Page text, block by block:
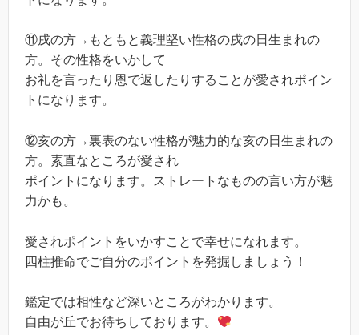
⑪戌の方→もともと義理堅い性格の戌の日生まれの
方。その性格をいかして
お礼を言ったり恩で返したりすることが愛されポイン
トになります。
⑫亥の方→裏表のない性格が魅力的な亥の日生まれの
方。素直なところが愛され
ポイントになります。ストレートなものの言い方が魅
力かも。
愛されポイントをいかすことで幸せになれます。
四柱推命でご自分のポイントを発掘しましょう！
鑑定では相性など深いところがわかります。
自由が丘でお待ちしております。